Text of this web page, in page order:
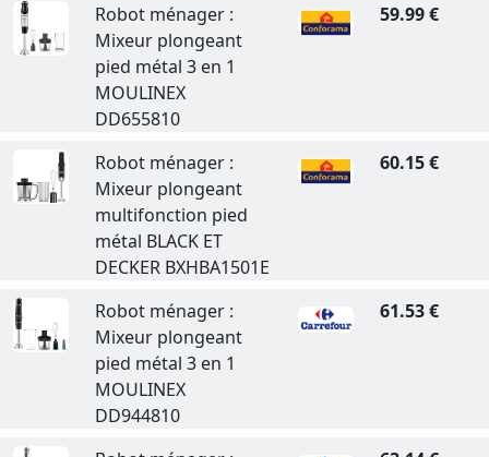
Robot ménager :
Mixeur plongeant
pied métal 3 en 1
MOULINEX
DD655810
59.99 €
Robot ménager :
Mixeur plongeant
multifonction pied
métal BLACK ET
DECKER BXHBA1501E
60.15 €
Robot ménager :
Mixeur plongeant
pied métal 3 en 1
MOULINEX
DD944810
61.53 €